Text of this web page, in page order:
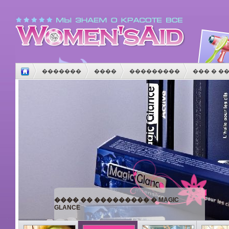
������� ���� ��������� ��� �
���������� ������
���� �� ��������� � MAGIC
GLANCE